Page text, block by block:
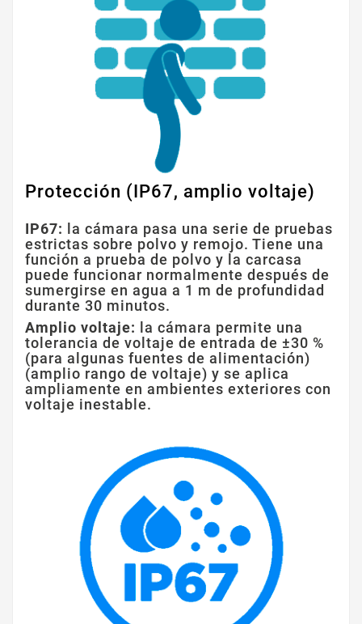
Protección (IP67, amplio voltaje)
IP67: la cámara pasa una serie de pruebas
estrictas sobre polvo y remojo. Tiene una
función a prueba de polvo y la carcasa
puede funcionar normalmente después de
sumergirse en agua a 1 m de profundidad
durante 30 minutos.
Amplio voltaje: la cámara permite una
tolerancia de voltaje de entrada de ±30 %
(para algunas fuentes de alimentación)
(amplio rango de voltaje) y se aplica
ampliamente en ambientes exteriores con
voltaje inestable.